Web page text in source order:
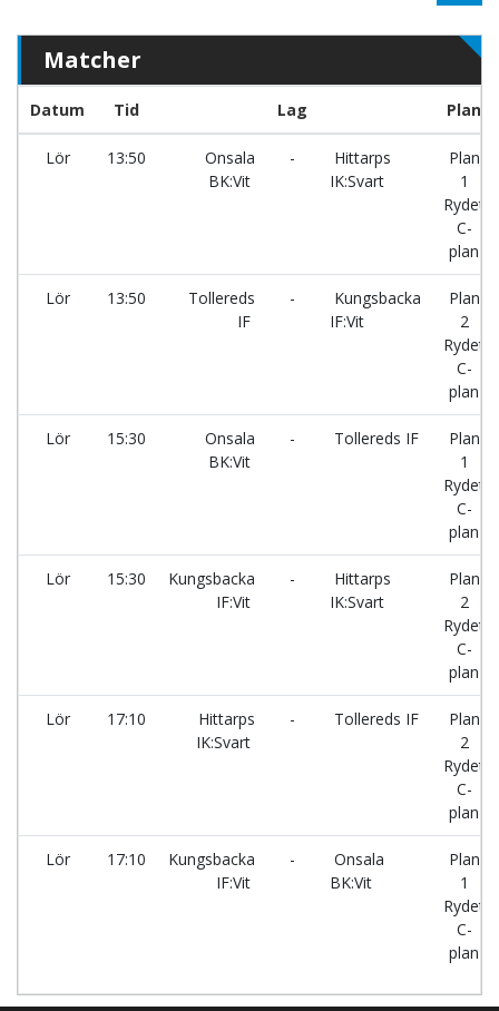
Matcher
Datum Tid Lag Plan
Lör 13:50
Onsala
BK:Vit
-
Hittarps
IK:Svart
Plan
1
Rydet
C-
plan
Lör 13:50
Tollereds
IF
-
Kungsbacka
IF:Vit
Plan
2
Rydet
C-
plan
Lör 15:30
Onsala
BK:Vit
- Tollereds IF
Plan
1
Rydet
C-
plan
Lör 15:30
Kungsbacka
IF:Vit
-
Hittarps
IK:Svart
Plan
2
Rydet
C-
plan
Lör 17:10
Hittarps
IK:Svart
- Tollereds IF
Plan
2
Rydet
C-
plan
Lör 17:10
Kungsbacka
IF:Vit
-
Onsala
BK:Vit
Plan
1
Rydet
C-
plan